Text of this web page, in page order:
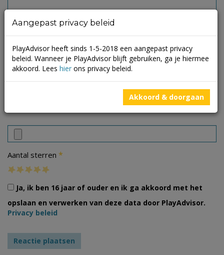
Aantal sterren *
Ja, ik ben 16 jaar of ouder en ik ga akkoord met het
opslaan en verwerken van deze data door PlayAdvisor.
Privacy beleid
Aangepast privacy beleid
PlayAdvisor heeft sinds 1-5-2018 een aangepast privacy
beleid. Wanneer je PlayAdvisor blijft gebruiken, ga je hiermee
akkoord. Lees hier ons privacy beleid.
Akkoord & doorgaan